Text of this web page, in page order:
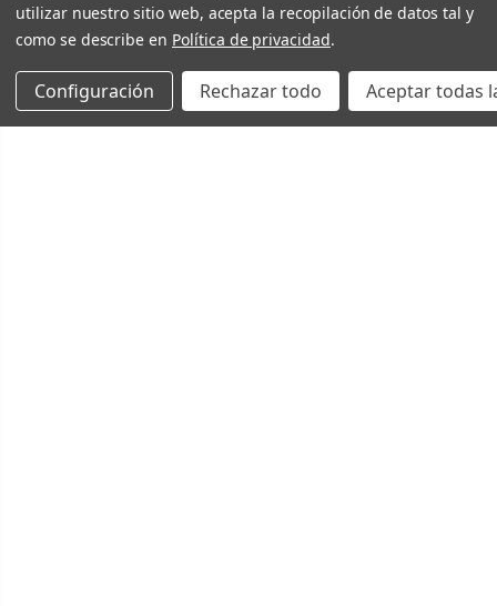
utilizar nuestro sitio web, acepta la recopilación de datos tal y
como se describe en Política de privacidad.
Configuración Rechazar todo Aceptar todas